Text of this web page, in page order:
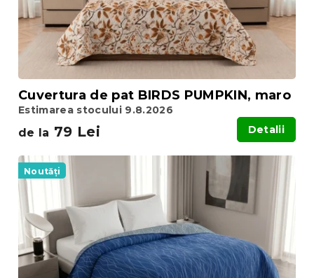
Cuvertura de pat BIRDS PUMPKIN, maro
Estimarea stocului 9.8.2026
de la 79 Lei Detalii
Noutăți